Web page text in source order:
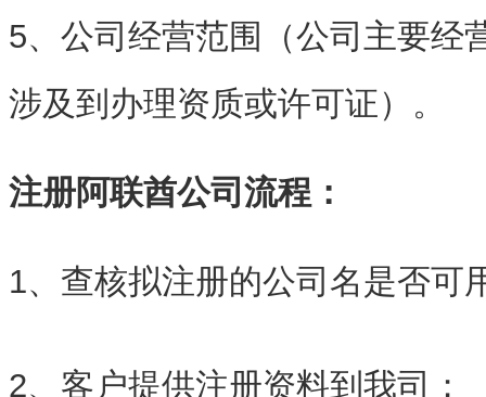
5、公司经营范围（公司主要经
涉及到办理资质或许可证）。
注册阿联酋公司流程：
1、查核拟注册的公司名是否可
2、客户提供注册资料到我司；